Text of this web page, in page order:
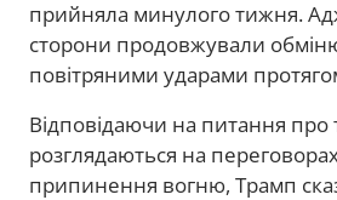
прийняла минулого тижня.
сторони продовжували
повітряними ударами
Відповідаючи на питання про
розглядаються на
припинення вогню, Трамп